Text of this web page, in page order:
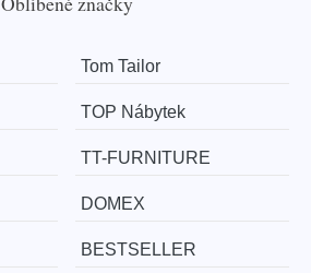
Tom Tailor
TOP Nábytek
TT-FURNITURE
DOMEX
BESTSELLER